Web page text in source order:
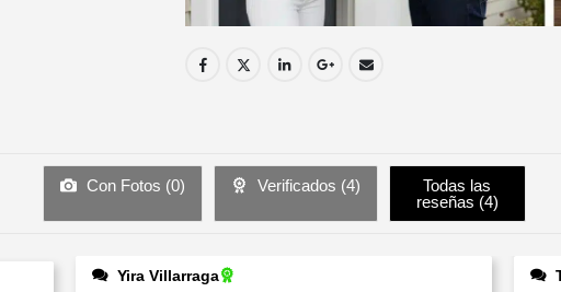
Con Fotos (0) Verificados (4)
Todas las
reseñas (4)
Yira Villarraga